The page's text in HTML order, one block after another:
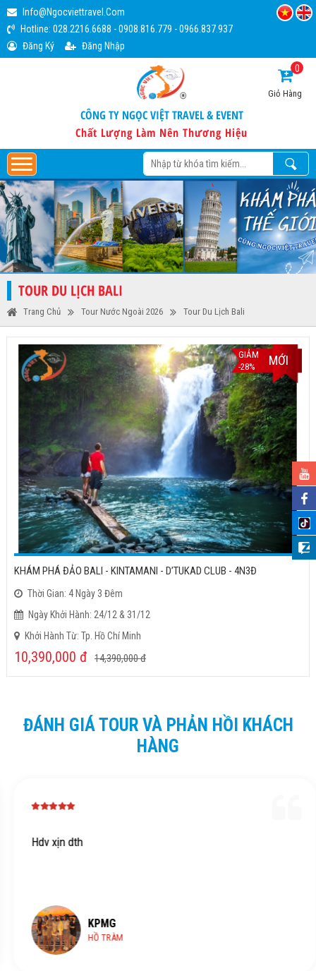
Info@ngocviettravel.com
Hotline: 028.2216.6688 -0908.816.779 -0966.837.937
Đăng Ký
Đăng Nhập
CÔNG TY NGỌC VIỆT TRAVEL & EVENT
Chất Lượng Làm Nên Thương Hiệu
Giỏ Hàng
0
TOUR DU LỊCH BALI
Trang Chủ Tour Nước Ngoài 2026 Tour Du Lịch Bali
GIẢM
-28%
MỚI
KHÁM PHÁ ĐẢO BALI - KINTAMANI - D’TUKAD CLUB - 4N3Đ
Thời Gian: 4 Ngày 3 Đêm
Ngày Khởi Hành: 24/12 & 31/12
Khởi Hành Từ: Tp. Hồ Chí Minh
10,390,000 đ 14,390,000đ
ĐÁNH GIÁ TOUR VÀ PHẢN HỒI KHÁCH
HÀNG
Hdv xịn dth
KPMG
HỒ TRÀM